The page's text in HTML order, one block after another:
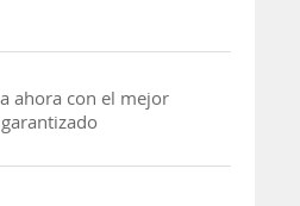
ahora con el mejor